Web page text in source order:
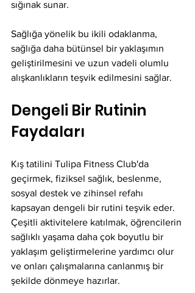
sığınak sunar.
Sağlığa yönelik bu ikili odaklanma,
sağlığa daha bütünsel bir yaklaşımın
geliştirilmesini ve uzun vadeli olumlu
alışkanlıkların teşvik edilmesini sağlar.
Dengeli Bir Rutinin
Faydaları
Kış tatilini Tulipa Fitness Club'da
geçirmek, fiziksel sağlık, beslenme,
sosyal destek ve zihinsel refahı
kapsayan dengeli bir rutini teşvik eder.
Çeşitli aktivitelere katılmak, öğrencilerin
sağlıklı yaşama daha çok boyutlu bir
yaklaşım geliştirmelerine yardımcı olur
ve onları çalışmalarına canlanmış bir
şekilde dönmeye hazırlar.